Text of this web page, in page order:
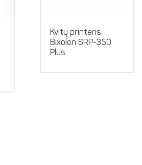
Kvitų printeris
Bixolon SRP-350
Plus